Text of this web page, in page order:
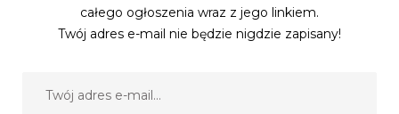
całego ogłoszenia wraz z jego linkiem.
Twój adres e-mail nie będzie nigdzie zapisany!